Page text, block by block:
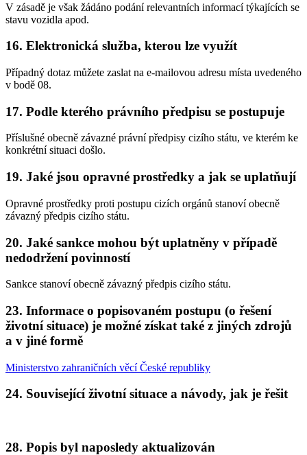
V zásadě je však žádáno podání relevantních informací týkajících se
stavu vozidla apod.
16. Elektronická služba, kterou lze využít
Případný dotaz můžete zaslat na e-mailovou adresu místa uvedeného
v bodě 08.
17. Podle kterého právního předpisu se postupuje
Příslušné obecně závazné právní předpisy cizího státu, ve kterém ke
konkrétní situaci došlo.
19. Jaké jsou opravné prostředky a jak se uplatňují
Opravné prostředky proti postupu cizích orgánů stanoví obecně
závazný předpis cizího státu.
20. Jaké sankce mohou být uplatněny v případě
nedodržení povinností
Sankce stanoví obecně závazný předpis cizího státu.
23. Informace o popisovaném postupu (o řešení
životní situace) je možné získat také z jiných zdrojů
a v jiné formě
Ministerstvo zahraničních věcí České republiky
24. Související životní situace a návody, jak je řešit
28. Popis byl naposledy aktualizován